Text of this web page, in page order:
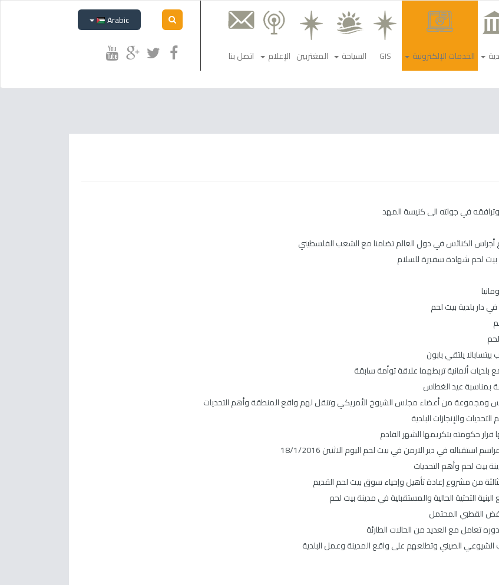
الخدمات الإلكترونية GIS السياحة المغتربين الإعلام اتصل بنا
Arabic
وترافقه في جولته الى كنيسة المهد
الكنائس في دول العالم تضامنا مع الشعب الفلسطيني
بيت لحم شهادة سفيرة للسلام
دار بلدية بيت لحم
يلتقي بابون
ألمانية تربطهما علاقة توأمة سابقة
بمناسبة عيد الغطاس
ومجموعة من أعضاء مجلس الشيوخ الأمريكي وتنقل لهم واقع المنطقة وأهم التحديات
حكومته بتكريمها الشهر القادم
في دير الارمن في بيت لحم اليوم الاثنين 18/1/2016
بيت لحم وأهم التحديات
من مشروع إعادة تأهيل وإحياء سوق بيت لحم القديم
التحتية الحالية والمستقبلية في مدينة بيت لحم
القطبي المحتمل
تعامل مع العديد من الحالات الطارئة
الشيوعي الصيني وتطلعهم على واقع المدينة وعمل البلدية